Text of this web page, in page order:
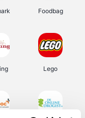
Foodbag
Lego